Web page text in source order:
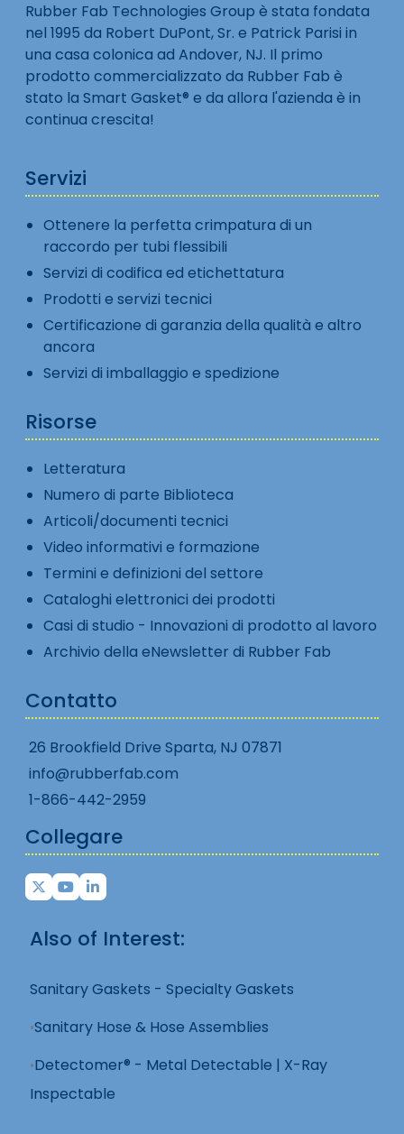
Rubber Fab Technologies Group è stata fondata
nel 1995 da Robert DuPont, Sr. e Patrick Parisi in
una casa colonica ad Andover, NJ. Il primo
prodotto commercializzato da Rubber Fab è
stato la Smart Gasket® e da allora l'azienda è in
continua crescita!
Servizi
Ottenere la perfetta crimpatura di un
raccordo per tubi flessibili
Servizi di codifica ed etichettatura
Prodotti e servizi tecnici
Certificazione di garanzia della qualità e altro
ancora
Servizi di imballaggio e spedizione
Risorse
Letteratura
Numero di parte Biblioteca
Articoli/documenti tecnici
Video informativi e formazione
Termini e definizioni del settore
Cataloghi elettronici dei prodotti
Casi di studio - Innovazioni di prodotto al lavoro
Archivio della eNewsletter di Rubber Fab
Contatto
26 Brookfield Drive Sparta, NJ 07871
info@rubberfab.com
1-866-442-2959
Collegare
Also of Interest:
Sanitary Gaskets - Specialty Gaskets
Sanitary Hose & Hose Assemblies
Detectomer® - Metal Detectable | X-Ray
Inspectable